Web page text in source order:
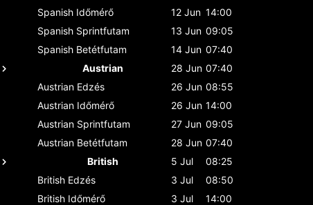
Spanish Időmérő 12 Jun 14:00
Spanish Sprintfutam 13 Jun 09:05
Spanish Betétfutam 14 Jun 07:40
Austrian
28 Jun 07:40
Austrian Edzés 26 Jun 08:55
Austrian Időmérő 26 Jun 14:00
Austrian Sprintfutam 27 Jun 09:05
Austrian Betétfutam 28 Jun 07:40
British
5 Jul
08:25
British Edzés 3 Jul
08:50
British Időmérő 3 Jul
14:00